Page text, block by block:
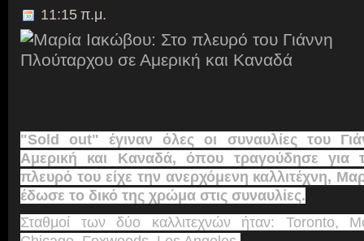
11:15 π.μ.
"Sold out" έγιναν όλες οι συναυλίες του
Αμερική και Καναδά, όπου τραγούδησε για
πλευρό του είχε την ανερχόμενη καλλιτέχνη,
έδωσε το δικό της χρώμα στις συναυλίες.
Σταθμοί των δύο καλλιτεχνών ήταν: Toronto,